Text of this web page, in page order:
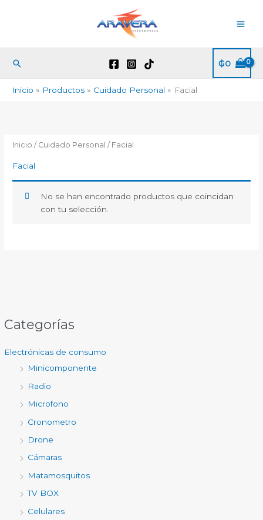
Buscar ₲0
Inicio Productos Cuidado Personal Facial
Categorías
Electrónicas de consumo
Minicomponente
Radio
Microfono
Cronometro
Drone
Cámaras
Matamosquitos
TV BOX
Celulares
Inicio / Cuidado Personal / Facial
Facial
No se han encontrado productos que coincidan
con tu selección.